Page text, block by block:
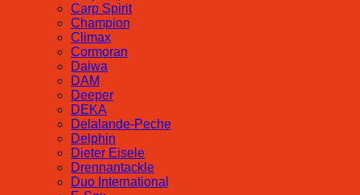
Carp Spirit
Champion
Climax
Cormoran
Daiwa
DAM
Deeper
DEKA
Delalande-Peche
Delphin
Dieter Eisele
Drennantackle
Duo International